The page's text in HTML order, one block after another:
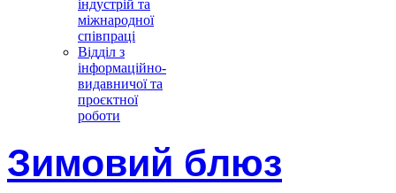
індустрій та
міжнародної
співпраці
Відділ з
інформаційно-
видавничої та
проєктної
роботи
Зимовий блюз